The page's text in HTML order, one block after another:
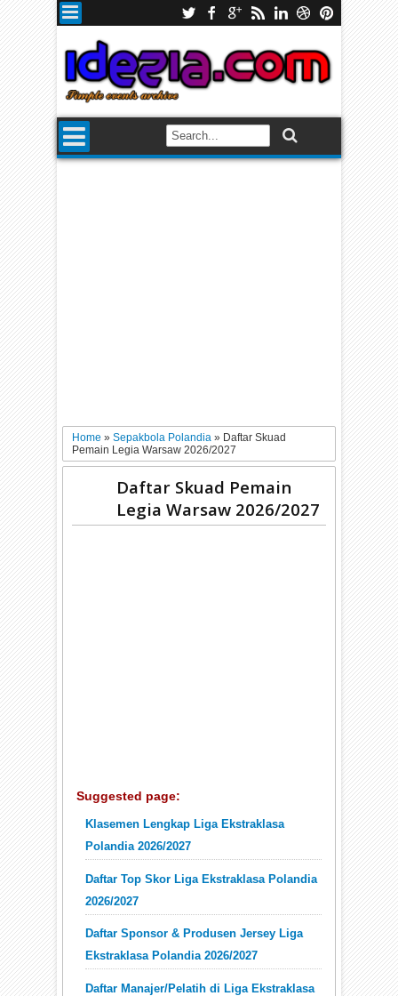
Home»Sepakbola Polandia» Daftar Skuad
Pemain Legia Warsaw 2026/2027
Daftar Skuad Pemain
Legia Warsaw 2026/2027
Suggested page:
Klasemen Lengkap Liga Ekstraklasa
Polandia 2026/2027
Daftar Top Skor Liga Ekstraklasa Polandia
2026/2027
Daftar Sponsor & Produsen Jersey Liga
Ekstraklasa Polandia 2026/2027
Daftar Manajer/Pelatih di Liga Ekstraklasa